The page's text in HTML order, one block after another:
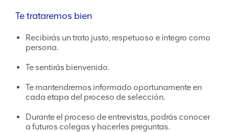
Te trataremos bien
Recibirás un trato justo, respetuoso e íntegro como
persona.
Te sentirás bienvenido.
Te mantendremos informado oportunamente en
cada etapa del proceso de selección.
Durante el proceso de entrevistas, podrás conocer
a futuros colegas y hacerles preguntas.